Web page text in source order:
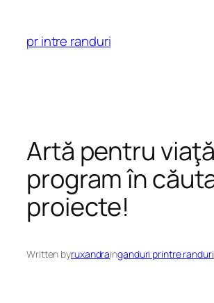
content
pr intre randuri
Artă pentru
program în
proiecte!
Written byruxandrainganduri printre randuri